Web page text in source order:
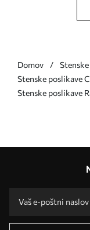
Domov
Stenske poslikave
Stenske poslikave